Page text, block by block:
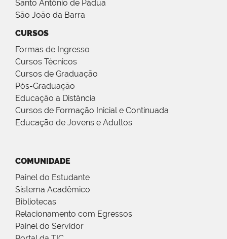
Santo Antônio de Pádua
São João da Barra
CURSOS
Formas de Ingresso
Cursos Técnicos
Cursos de Graduação
Pós-Graduação
Educação a Distância
Cursos de Formação Inicial e Continuada
Educação de Jovens e Adultos
COMUNIDADE
Painel do Estudante
Sistema Acadêmico
Bibliotecas
Relacionamento com Egressos
Painel do Servidor